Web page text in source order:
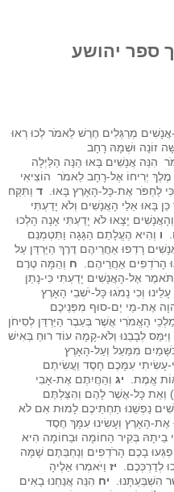
ספר יהושע
אֲנָשִׁים מְרַגְּלִים חֶרֶשׁ לֵאמֹר לְכוּ רְאוּ
זוֹנָה וּשְׁמָהּ רָחָב
הִנֵּה אֲנָשִׁים בָּאוּ הֵנָּה הַלַּיְלָה
מֶלֶךְ יְרִיחוֹ אֶל-רָחָב לֵאמֹר הוֹצִיאִי
לַחְפֹּר אֶת-כָּל-הָאָרֶץ בָּאוּ. ד וַתִּקַּח
בָּאוּ אֵלַי הָאֲנָשִׁים וְלֹא יָדַעְתִּי
יָצָאוּ לֹא יָדַעְתִּי אָנָה הָלְכוּ
ו וְהִיא הֶעֱלָתַם הַגָּגָה וַתִּטְמְנֵם
רָדְפוּ אַחֲרֵיהֶם דֶּרֶךְ הַיַּרְדֵּן עַל
הָרֹדְפִים אַחֲרֵיהֶם. ח וְהֵמָּה טֶרֶם
אֶל-הָאֲנָשִׁים יָדַעְתִּי כִּי-נָתַן
וְכִי נָמֹגוּ כָּל-יֹשְׁבֵי הָאָרֶץ
אֶת-מֵי יַם-סוּף מִפְּנֵיכֶם
הָאֱמֹרִי אֲשֶׁר בְּעֵבֶר הַיַּרְדֵּן לְסִיחֹן
וַיִּמַּס לְבָבֵנוּ וְלֹא-קָמָה עוֹד רוּחַ בְּאִישׁ
מִמַּעַל וְעַל-הָאָרֶץ
עָשִׂיתִי עִמָּכֶם חָסֶד וַעֲשִׂיתֶם
אֱמֶת. יג וְהַחֲיִתֶם אֶת-אָבִי
וְאֵת כָּל-אֲשֶׁר לָהֶם וְהִצַּלְתֶּם
נַפְשֵׁנוּ תַחְתֵּיכֶם לָמוּת אִם לֹא
אֶת-הָאָרֶץ וְעָשִׂינוּ עִמָּךְ חֶסֶד
בֵיתָהּ בְּקִיר הַחוֹמָה וּבַחוֹמָה הִיא
בָכֶם הָרֹדְפִים וְנַחְבֵּתֶם שָׁמָּה
לְדַרְכְּכֶם. יז וַיֹּאמְרוּ אֵלֶיהָ
הִשְׁבַּעְתָּנוּ. יח הִנֵּה אֲנַחְנוּ בָאִים